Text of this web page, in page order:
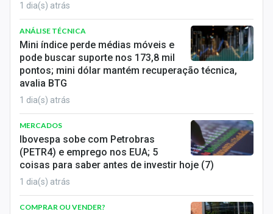
1 dia(s) atrás
ANÁLISE TÉCNICA
Mini índice perde médias móveis e
pode buscar suporte nos 173,8 mil
pontos; mini dólar mantém recuperação técnica,
avalia BTG
1 dia(s) atrás
MERCADOS
Ibovespa sobe com Petrobras
(PETR4) e emprego nos EUA; 5
coisas para saber antes de investir hoje (7)
1 dia(s) atrás
COMPRAR OU VENDER?